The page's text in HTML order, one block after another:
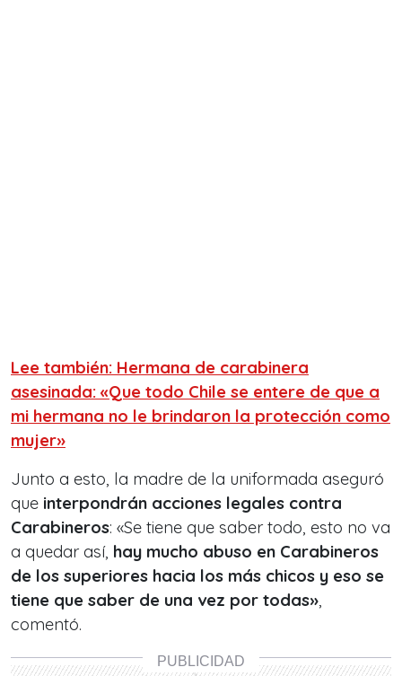
Lee también: Hermana de carabinera
asesinada: «Que todo Chile se entere de que a
mi hermana no le brindaron la protección como
mujer»
Junto a esto, la madre de la uniformada aseguró
que interpondrán acciones legales contra
Carabineros: «Se tiene que saber todo, esto no va
a quedar así, hay mucho abuso en Carabineros
de los superiores hacia los más chicos y eso se
tiene que saber de una vez por todas»,
comentó.